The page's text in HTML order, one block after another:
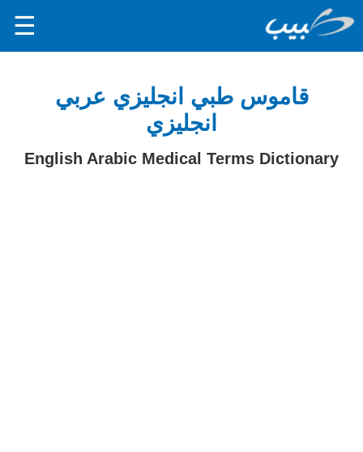
☰
قاموس طبي انجليزي عربي
انجليزي
English Arabic Medical Terms Dictionary